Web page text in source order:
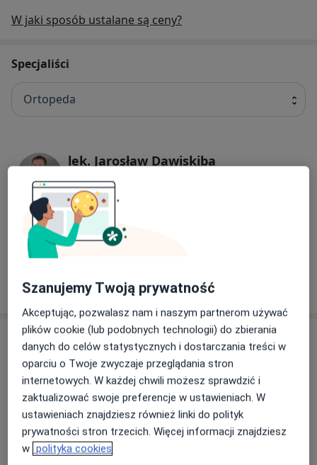
W jaki sposób ustalane są ceny?
Specjaliści
Ortopeda
lek. Jarosław Dawiskiba
Ortopeda
lek. Grzegorz Stępień
4 opinie
Adres
Powiększ mapę
Klinika Spółka z o.o.
Szanujemy Twoją prywatność
Akceptując, pozwalasz nam i naszym partnerom używać
plików cookie (lub podobnych technologii) do zbierania
danych do celów statystycznych i dostarczania treści w
oparciu o Twoje zwyczaje przeglądania stron
internetowych. W każdej chwili możesz sprawdzić i
zaktualizować swoje preferencje w ustawieniach. W
ustawieniach znajdziesz również linki do polityk
prywatności stron trzecich. Więcej informacji znajdziesz
w polityka cookies